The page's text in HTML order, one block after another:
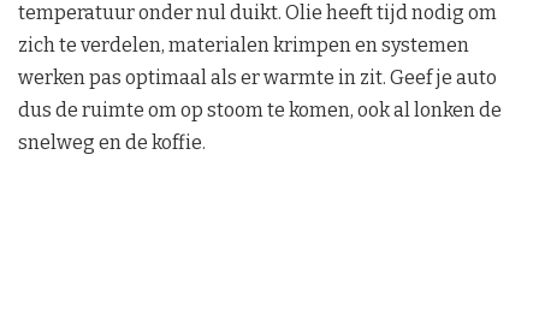
temperatuur onder nul duikt. Olie heeft tijd nodig om
zich te verdelen, materialen krimpen en systemen
werken pas optimaal als er warmte in zit. Geef je auto
dus de ruimte om op stoom te komen, ook al lonken de
snelweg en de koffie.